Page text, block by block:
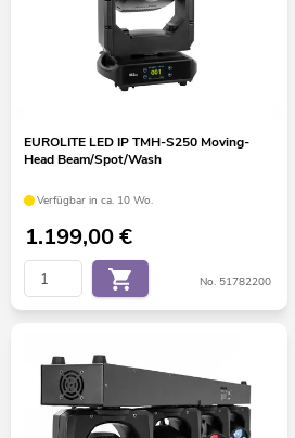
EUROLITE LED IP TMH-S250 Moving-
Head Beam/Spot/Wash
Verfügbar in ca. 10 Wo.
1.199,00€
No. 51782200